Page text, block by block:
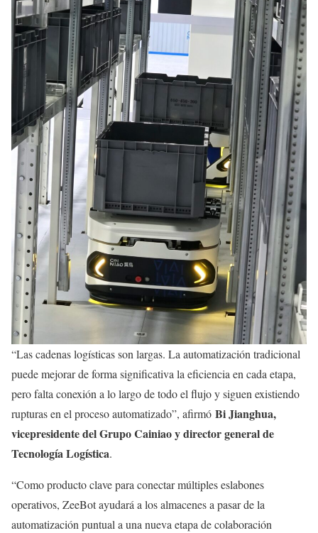
“Las cadenas logísticas son largas. La automatización tradicional
puede mejorar de forma significativa la eficiencia en cada etapa,
pero falta conexión a lo largo de todo el flujo y siguen existiendo
rupturas en el proceso automatizado”, afirmó Bi Jianghua,
vicepresidente del Grupo Cainiao y director general de
Tecnología Logística.
“Como producto clave para conectar múltiples eslabones
operativos, ZeeBot ayudará a los almacenes a pasar de la
automatización puntual a una nueva etapa de colaboración